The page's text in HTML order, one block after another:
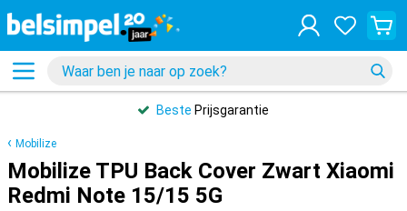
Beste Prijsgarantie
Mobilize
Mobilize TPU Back Cover Zwart Xiaomi
Redmi Note 15/15 5G